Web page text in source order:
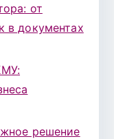
от
в документах
решение